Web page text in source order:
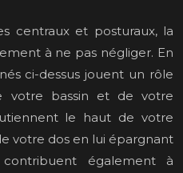
centraux et posturaux, la
à ne pas négliger. En
ci-dessus jouent un rôle
votre bassin et de votre
le haut de votre
votre dos en lui épargnant
également à